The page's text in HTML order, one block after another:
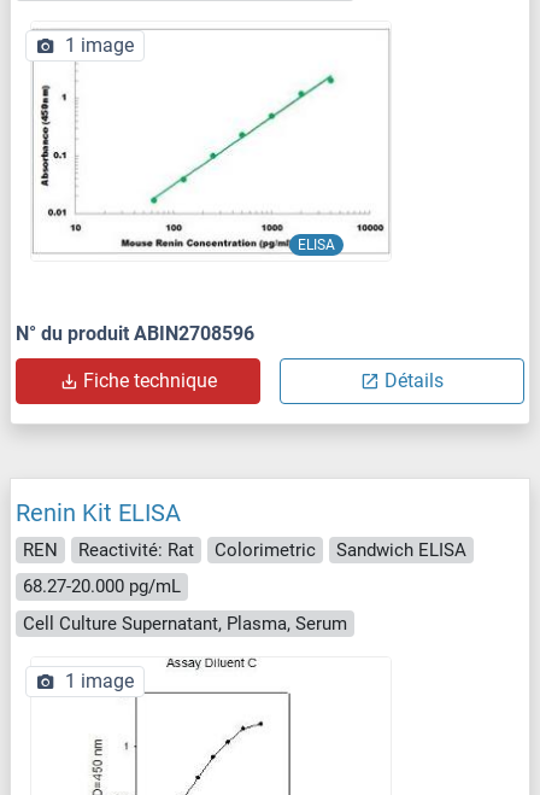
ELISA
1 image
N° du produit ABIN2708596
Fiche technique Détails
Renin Kit ELISA
REN Reactivité: Rat Colorimetric
Sandwich ELISA
68.27-20.000 pg/mL
Cell Culture Supernatant, Plasma, Serum
1 image